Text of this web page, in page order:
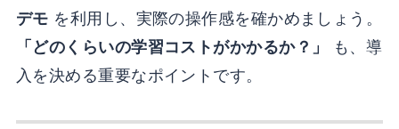
デモ を利用し、実際の操作感を確かめましょう。
「どのくらいの学習コストがかかるか？」
も、導
入を決める重要なポイントです。